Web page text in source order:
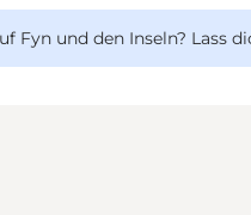
Fyn und den Inseln? Lass